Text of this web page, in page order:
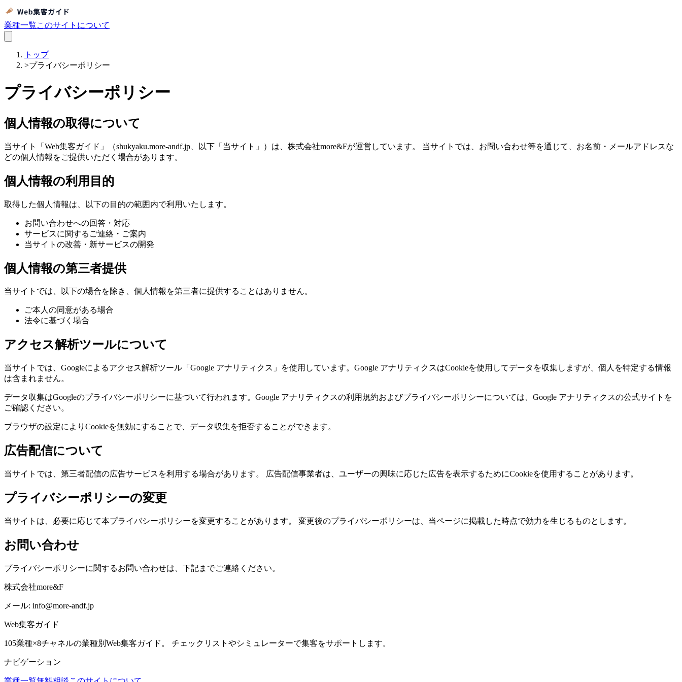
業種一覧このサイトについて
トップ
>プライバシーポリシー
プライバシーポリシー
個人情報の取得について
当サイト「Web集客ガイド」（shukyaku.more-andf.jp、以下「当サイト」）は、株式会社more&Fが運営しています。 当サイトでは、お問い合わせ等を通じて、お名前・メールアドレスな
どの個人情報をご提供いただく場合があります。
個人情報の利用目的
取得した個人情報は、以下の目的の範囲内で利用いたします。
お問い合わせへの回答・対応
サービスに関するご連絡・ご案内
当サイトの改善・新サービスの開発
個人情報の第三者提供
当サイトでは、以下の場合を除き、個人情報を第三者に提供することはありません。
ご本人の同意がある場合
法令に基づく場合
アクセス解析ツールについて
当サイトでは、Googleによるアクセス解析ツール「Google アナリティクス」を使用しています。Google アナリティクスはCookieを使用してデータを収集しますが、個人を特定する情報
は含まれません。
データ収集はGoogleのプライバシーポリシーに基づいて行われます。Google アナリティクスの利用規約およびプライバシーポリシーについては、Google アナリティクスの公式サイトを
ご確認ください。
ブラウザの設定によりCookieを無効にすることで、データ収集を拒否することができます。
広告配信について
当サイトでは、第三者配信の広告サービスを利用する場合があります。 広告配信事業者は、ユーザーの興味に応じた広告を表示するためにCookieを使用することがあります。
プライバシーポリシーの変更
当サイトは、必要に応じて本プライバシーポリシーを変更することがあります。 変更後のプライバシーポリシーは、当ページに掲載した時点で効力を生じるものとします。
お問い合わせ
プライバシーポリシーに関するお問い合わせは、下記までご連絡ください。
株式会社more&F
メール: info@more-andf.jp
Web集客ガイド
105業種×8チャネルの業種別Web集客ガイド。 チェックリストやシミュレーターで集客をサポートします。
ナビゲーション